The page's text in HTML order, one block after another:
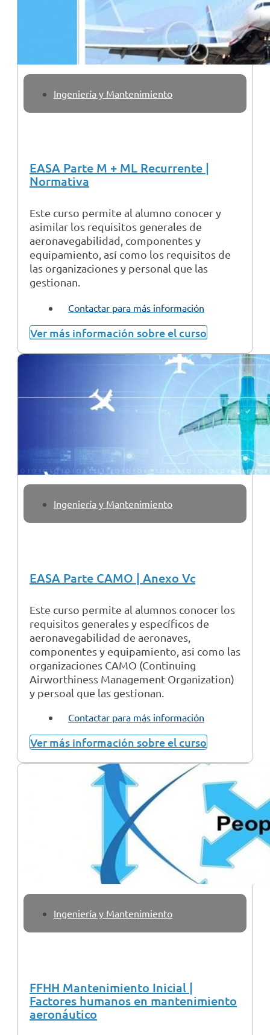
Ingeniería y Mantenimiento
EASA Parte M + ML Recurrente |
Normativa
Este curso permite al alumno conocer y
asimilar los requisitos generales de
aeronavegabilidad, componentes y
equipamiento, así como los requisitos de
las organizaciones y personal que las
gestionan.
Contactar para más información
Ver más información sobre el curso
Ingeniería y Mantenimiento
EASA Parte CAMO | Anexo Vc
Este curso permite al alumnos conocer los
requisitos generales y específicos de
aeronavegabilidad de aeronaves,
componentes y equipamiento, asi como las
organizaciones CAMO (Continuing
Airworthiness Management Organization)
y persoal que las gestionan.
Contactar para más información
Ver más información sobre el curso
Ingeniería y Mantenimiento
FFHH Mantenimiento Inicial |
Factores humanos en mantenimiento
aeronáutico